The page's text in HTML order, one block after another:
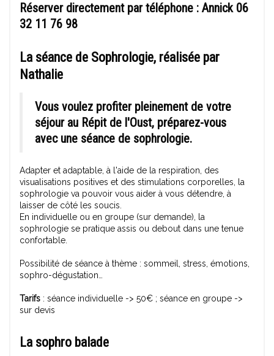
Réserver directement par téléphone : Annick 06
32 11 76 98
La séance de Sophrologie, réalisée par
Nathalie
Vous voulez profiter pleinement de votre
séjour au Répit de l'Oust, préparez-vous
avec une séance de sophrologie.
Adapter et adaptable, à l'aide de la respiration, des
visualisations positives et des stimulations corporelles, la
sophrologie va pouvoir vous aider à vous détendre, à
laisser de côté les soucis.
En individuelle ou en groupe (sur demande), la
sophrologie se pratique assis ou debout dans une tenue
confortable.
Possibilité de séance à thème : sommeil, stress, émotions,
sophro-dégustation…
Tarifs : séance individuelle -> 50€ ; séance en groupe ->
sur devis
La sophro balade